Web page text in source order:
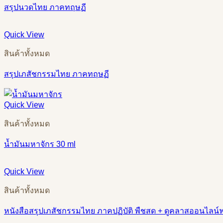
สรุปนวดไทย ภาคทฤษฏี
Quick View
สินค้าทั้งหมด
สรุปเภสัชกรรมไทย ภาคทฤษฏี
Quick View
สินค้าทั้งหมด
น้ำมันมหาจักร 30 ml
Quick View
สินค้าทั้งหมด
หนังสือสรุปเภสัชกรรมไทย ภาคปฏิบัติ พืชสด + ดูคลาสออนไลน์